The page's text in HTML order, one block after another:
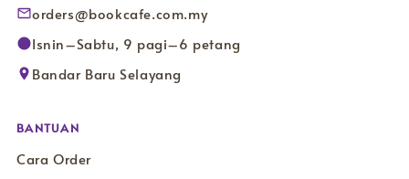
orders@bookcafe.com.my
Isnin–Sabtu, 9 pagi–6 petang
Bandar Baru Selayang
BANTUAN
Cara Order